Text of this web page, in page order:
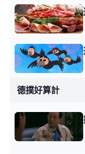
德撲好算計